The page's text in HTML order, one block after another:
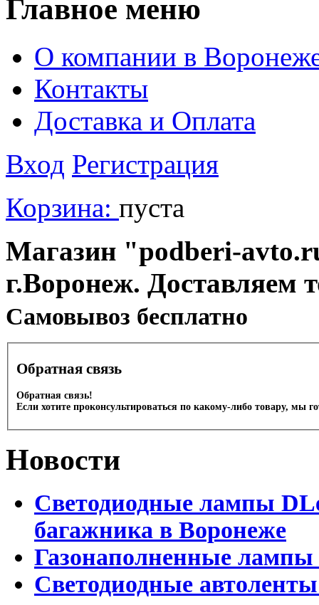
Главное меню
О компании в
Контакты
Доставка и Оплата
Вход Регистрация
Корзина: пуста
Магазин "podberi-
г.Воронеж. Доставляем
Cамовывоз бесплатно
Обратная связь
Обратная связь!
Если хотите проконсультироваться по какому-либо товару, мы
Новости
Светодиодные лампы
багажника в Воронеже
Газонаполненные
Светодиодные